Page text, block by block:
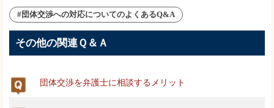
#団体交渉への対応についてのよくあるQ&A
その他の関連Ｑ＆Ａ
団体交渉を弁護士に相談するメリット